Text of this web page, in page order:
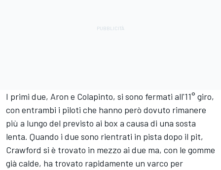
I primi due, Aron e Colapinto, si sono fermati all'11° giro,
con entrambi i piloti che hanno però dovuto rimanere
più a lungo del previsto ai box a causa di una sosta
lenta. Quando i due sono rientrati in pista dopo il pit,
Crawford si è trovato in mezzo ai due ma, con le gomme
già calde, ha trovato rapidamente un varco per